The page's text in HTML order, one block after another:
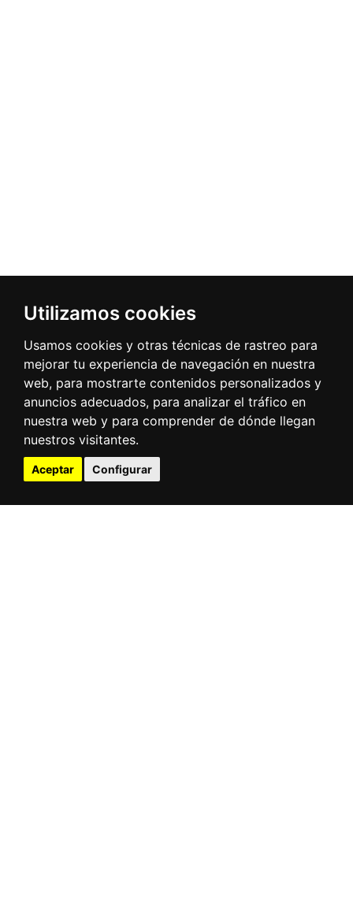
Utilizamos cookies
Usamos cookies y otras técnicas de rastreo para
mejorar tu experiencia de navegación en nuestra
web, para mostrarte contenidos personalizados y
anuncios adecuados, para analizar el tráfico en
nuestra web y para comprender de dónde llegan
nuestros visitantes.
Aceptar Configurar